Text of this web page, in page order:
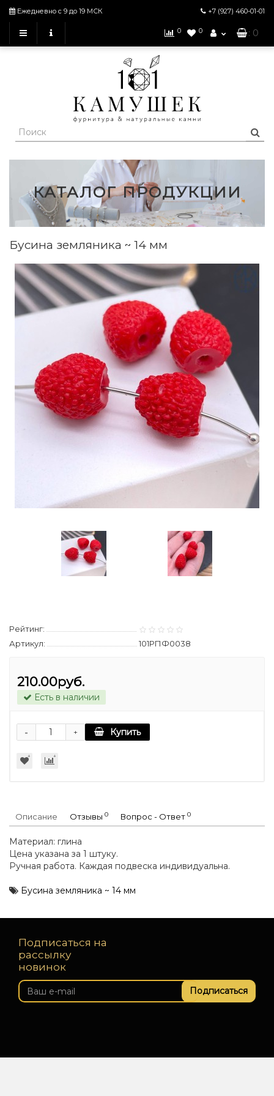
Ежедневно с 9 до 19 МСК +7 (927) 460-01-01
0 0 : 0
КАТАЛОГ ПРОДУКЦИИ
Бусина земляника ~ 14 мм
Рейтинг:
Артикул:
101РПФ0038
210.00руб.
Есть в наличии
+
- Купить
Описание Отзывы 0 Вопрос - Ответ 0
Материал: глина
Цена указана за 1 штуку.
Ручная работа. Каждая подвеска индивидуальна.
Бусина земляника ~ 14 мм
Подписаться на
рассылку
новинок
Подписаться